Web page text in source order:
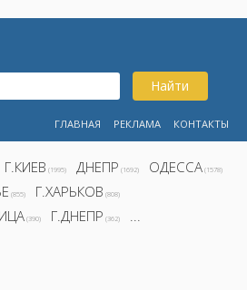
Найти
ГЛАВНАЯ РЕКЛАМА КОНТАКТЫ
Г.КИЕВ (1995) ДНЕПР (1692) ОДЕССА (1578)
(855) Г.ХАРЬКОВ (808)
(390) Г.ДНЕПР (362) ...